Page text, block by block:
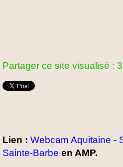
Partager ce site visualisé :
Lien : Webcam Aquitaine -
Sainte-Barbe en AMP.